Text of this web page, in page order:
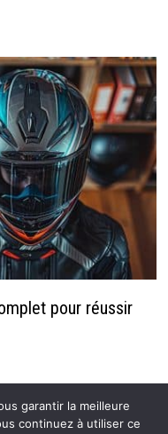
pour réussir
garantir la meilleure
continuez à utiliser ce